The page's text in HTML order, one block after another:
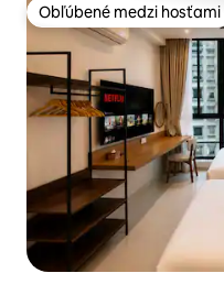
Obľúbené medzi hosťami
Obľúbené medzi hosťami